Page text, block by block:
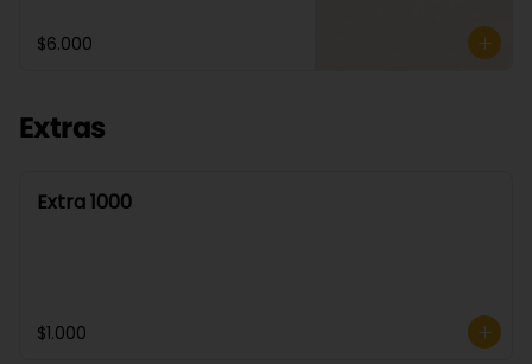
$6.000
Extras
Extra 1000
$1.000